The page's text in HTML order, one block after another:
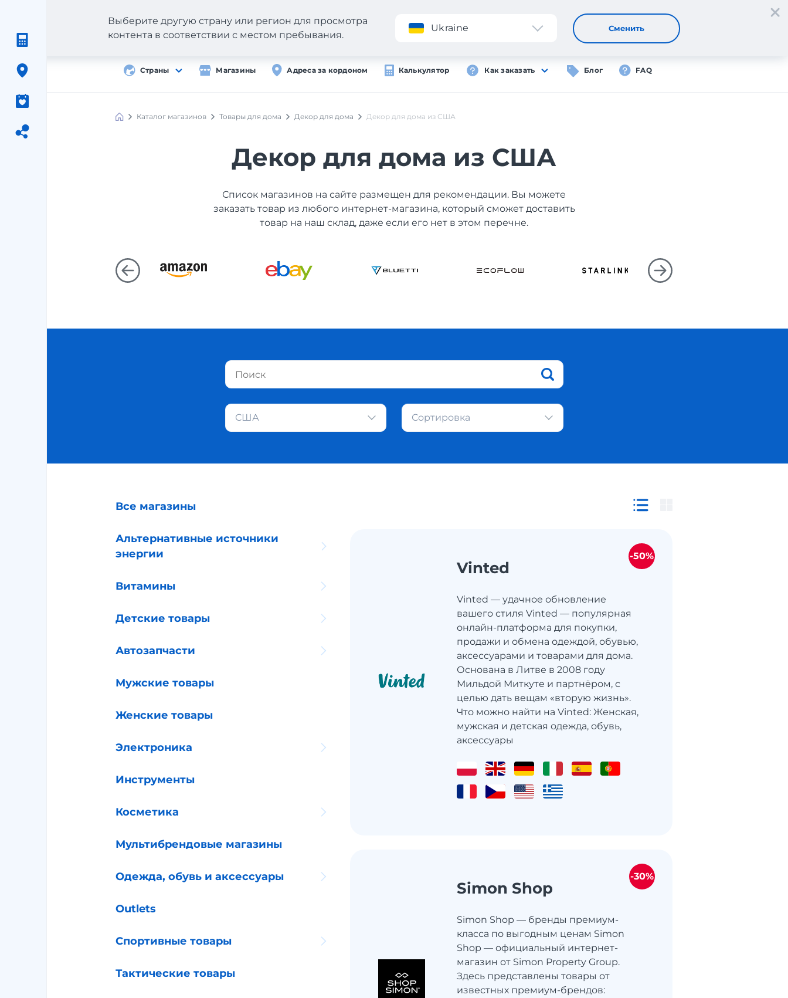
Приложение Регистрация Вход
Страны Магазины Адреса за кордоном Калькулятор Как заказать Блог FAQ
Выберите другую страну или регион для просмотра
контента в соответствии с местом пребывания.
Ukraine Сменить
Каталог магазинов Товары для дома Декор для дома Декор для дома из США
Декор для дома из США
Список магазинов на сайте размещен для рекомендации. Вы можете
заказать товар из любого интернет-магазина, который сможет доставить
товар на наш склад, даже если его нет в этом перечне.
США Сортировка
Все магазины
Альтернативные источники
энергии
Витамины
Детские товары
Автозапчасти
Мужские товары
Женские товары
Электроника
Инструменты
Косметика
Мультибрендовые магазины
Одежда, обувь и аксессуары
Outlets
Спортивные товары
Тактические товары
Vinted
Vinted — удачное обновление
вашего стиля Vinted — популярная
онлайн-платформа для покупки,
продажи и обмена одеждой, обувью,
аксессуарами и товарами для дома.
Основана в Литве в 2008 году
Мильдой Миткуте и партнёром, с
целью дать вещам «вторую жизнь».
Что можно найти на Vinted: Женская,
мужская и детская одежда, обувь,
аксессуары
-50%
Simon Shop
Simon Shop — бренды премиум-
класса по выгодным ценам Simon
Shop — официальный интернет-
магазин от Simon Property Group.
Здесь представлены товары от
известных премиум-брендов:
-30%